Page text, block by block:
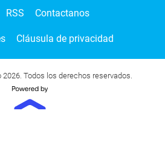
RSS Contactanos
Cláusula de privacidad
Todos los derechos reservados.